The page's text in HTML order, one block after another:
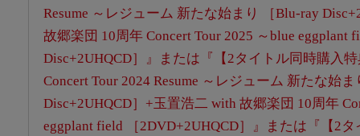
Resume ～レジューム 新たな始まり ［Blu-ray
故郷楽団 10周年 Concert Tour 2025 ～blue eggplant
Disc+2UHQCD］』または『【2タイトル同時購入
Concert Tour 2024 Resume ～レジューム 新たな始
Disc+2UHQCD］+玉置浩二 with 故郷楽団 10周年
eggplant field ［2DVD+2UHQCD］』または『【2